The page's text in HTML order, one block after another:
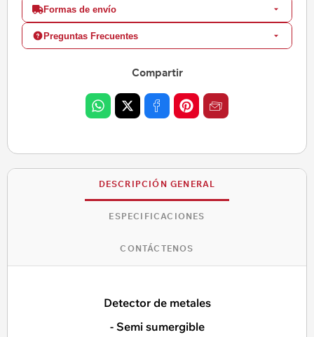
Formas de envío
Preguntas Frecuentes
Compartir
DESCRIPCIÓN GENERAL
ESPECIFICACIONES
CONTÁCTENOS
Detector de metales
- Semi sumergible